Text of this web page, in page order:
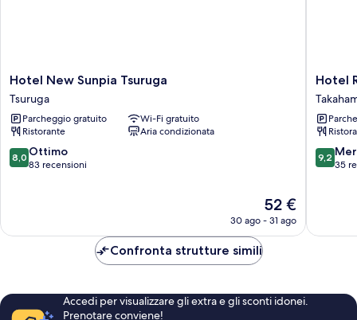
Hotel
New
Sunpia
Tsuruga
Tsuruga
Hotel New Sunpia Tsuruga
Tsuruga
Parcheggio gratuito
Wi-Fi gratuito
Ristorante
Aria condizionata
8.0
su
8,0 Ottimo
83 recensioni
Il
prezzo
attuale
52 €
30 ago - 31 ago
Hotel
Route
Inn
Ohi
Hotel
9.2
su
9,2
35
Confronta strutture simili
Accedi per visualizzare gli extra e gli sconti idonei.
Prenotare conviene!